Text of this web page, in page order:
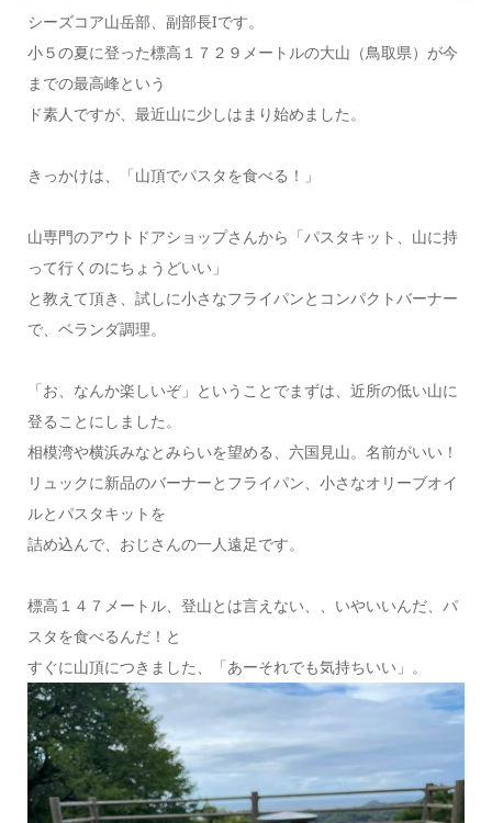
シーズコア山岳部、副部長Iです。
小５の夏に登った標高１７２９メートルの大山（鳥取県）が今
までの最高峰という
ド素人ですが、最近山に少しはまり始めました。
きっかけは、「山頂でパスタを食べる！」
山専門のアウトドアショップさんから「パスタキット、山に持
って行くのにちょうどいい」
と教えて頂き、試しに小さなフライパンとコンパクトバーナー
で、ベランダ調理。
「お、なんか楽しいぞ」ということでまずは、近所の低い山に
登ることにしました。
相模湾や横浜みなとみらいを望める、六国見山。名前がいい！
リュックに新品のバーナーとフライパン、小さなオリーブオイ
ルとパスタキットを
詰め込んで、おじさんの一人遠足です。
標高１４７メートル、登山とは言えない、、いやいいんだ、パ
スタを食べるんだ！と
すぐに山頂につきました、「あーそれでも気持ちいい」。